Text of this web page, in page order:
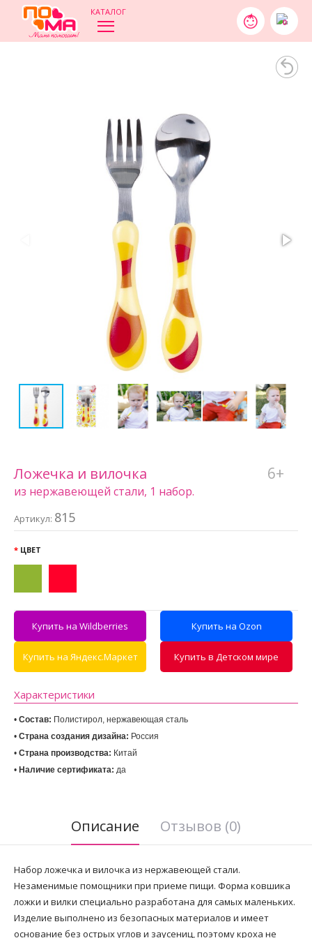
КАТАЛОГ
0
Ложечка и вилочка
из нержавеющей стали, 1 набор.
Артикул: 815
6+
ЦВЕТ
Купить на Wildberries Купить на Ozon
Купить на Яндекс.Маркет Купить в Детском мире
Характеристики
• Состав: Полистирол, нержавеющая сталь
• Страна создания дизайна:
• Страна производства:
• Наличие сертификата: да
Описание Отзывов (0)
Набор ложечка и вилочка из нержавеющей стали.
Незаменимые помощники при приеме пищи. Форма ковшика
ложки и вилки специально разработана для самых маленьких.
Изделие выполнено из безопасных материалов и имеет
основание без острых углов и заусениц, поэтому кроха не